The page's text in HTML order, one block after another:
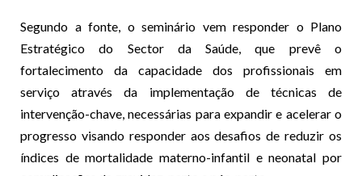
Segundo a fonte, o seminário vem responder o Plano
Estratégico do Sector da Saúde, que prevê o
fortalecimento da capacidade dos profissionais em
serviço através da implementação de técnicas de
intervenção-chave, necessárias para expandir e acelerar o
progresso visando responder aos desafios de reduzir os
índices de mortalidade materno-infantil e neonatal por